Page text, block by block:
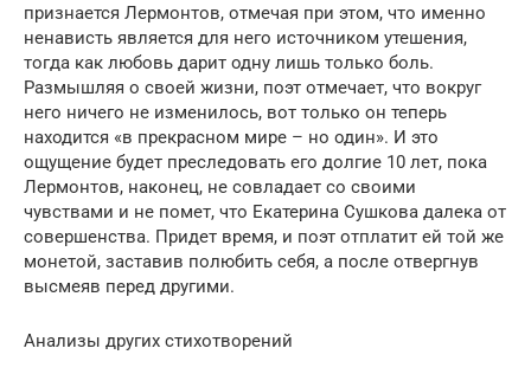
признается Лермонтов, отмечая при этом, что именно
ненависть является для него источником утешения,
тогда как любовь дарит одну лишь только боль.
Размышляя о своей жизни, поэт отмечает, что вокруг
него ничего не изменилось, вот только он теперь
находится «в прекрасном мире – но один». И это
ощущение будет преследовать его долгие 10 лет, пока
Лермонтов, наконец, не совладает со своими
чувствами и не помет, что Екатерина Сушкова далека от
совершенства. Придет время, и поэт отплатит ей той же
монетой, заставив полюбить себя, а после отвергнув
высмеяв перед другими.
Анализы других стихотворений